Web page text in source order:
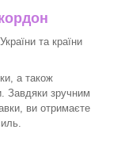
та країни
а також
Завдяки зручним
ви отримаєте